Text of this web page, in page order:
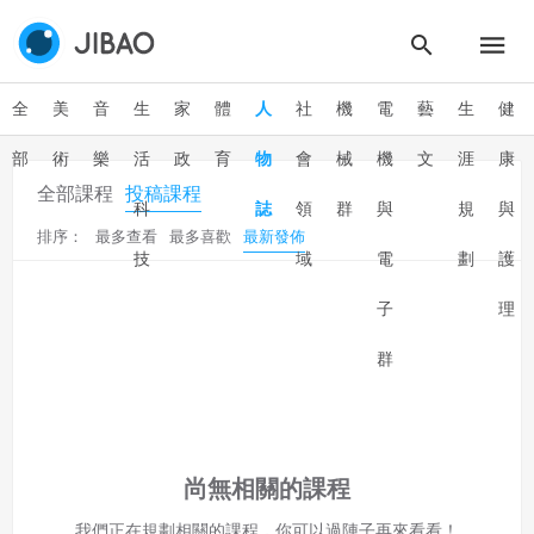
全
部
美
術
音
樂
生
活
科
技
家
政
體
育
人
物
誌
社
會
領
域
機
械
群
電
機
與
電
子
群
藝
文
生
涯
規
劃
健
康
與
護
理
全部課程 投稿課程
排序： 最多查看 最多喜歡 最新發佈
尚無相關的課程
還沒有註冊帳號嗎？點擊 立刻註冊
已閱讀使用條款和隱私政策
已經有註冊帳號了嗎？點擊 立刻登入
會員同意遵守本系統之會員規範、著作權條款及隱私權政
違反前項約定者，本系統得終止會員資格。
三、著作權授權
會員得於本系統內使用授權內容，除經著作權人有標示採取
創用CC授權或其他授權者，會員不得重製、轉載、散布或類
似方法流通授權內容。
本系統防盜拷措施或類似措施，會員不得予以破解、破壞或
本條約定不因本合約終止而失效。
我同意上述會員條款
同意上述條款，確定註冊